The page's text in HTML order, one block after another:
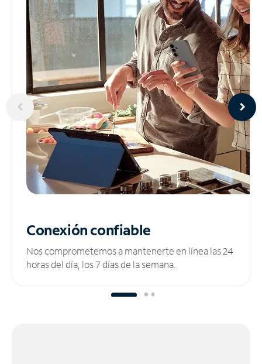
Conexión confiable
Nos comprometemos a mantenerte en línea las 24
horas del día, los 7 días de la semana.